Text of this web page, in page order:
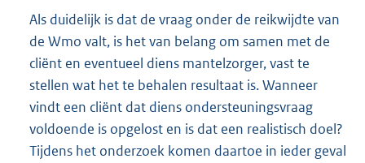
Als duidelijk is dat de vraag onder de reikwijdte van
de Wmo valt, is het van belang om samen met de
cliënt en eventueel diens mantelzorger, vast te
stellen wat het te behalen resultaat is. Wanneer
vindt een cliënt dat diens ondersteuningsvraag
voldoende is opgelost en is dat een realistisch doel?
Tijdens het onderzoek komen daartoe in ieder geval